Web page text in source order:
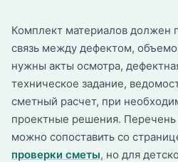
Комплект материалов должен
связь между дефектом,
нужны акты осмотра,
техническое задание,
сметный расчет, при
проектные решения.
можно сопоставить со
проверки сметы, но для